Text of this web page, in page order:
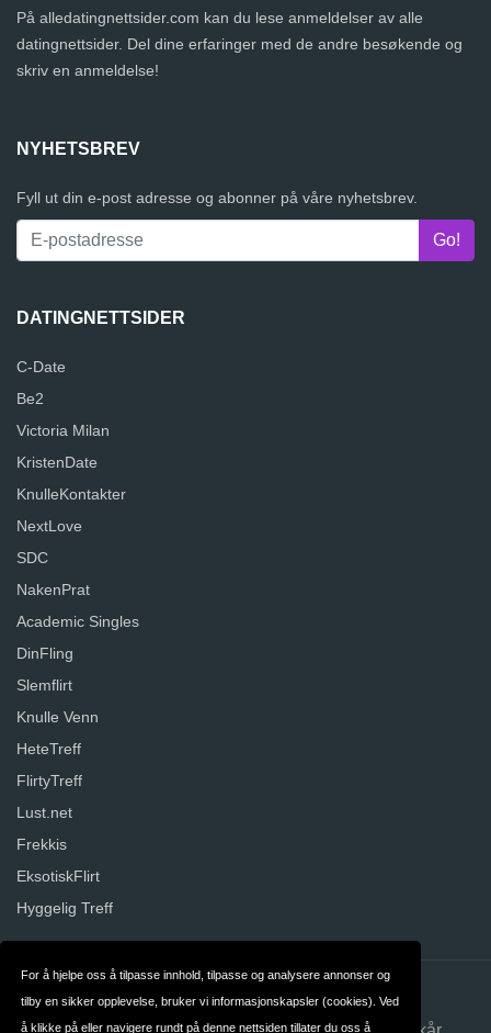
For å hjelpe oss å tilpasse innhold, tilpasse og analysere annonser og
tilby en sikker opplevelse, bruker vi informasjonskapsler (cookies). Ved
å klikke på eller navigere rundt på denne nettsiden tillater du oss å
På alledatingnettsider.com kan du lese anmeldelser av alle
datingnettsider. Del dine erfaringer med de andre besøkende og
skriv en anmeldelse!
NYHETSBREV
Fyll ut din e-post adresse og abonner på våre nyhetsbrev.
DATINGNETTSIDER
C-Date
Be2
Victoria Milan
KristenDate
KnulleKontakter
NextLove
SDC
NakenPrat
Academic Singles
DinFling
Slemflirt
Knulle Venn
HeteTreff
FlirtyTreff
Lust.net
Frekkis
EksotiskFlirt
Hyggelig Treff